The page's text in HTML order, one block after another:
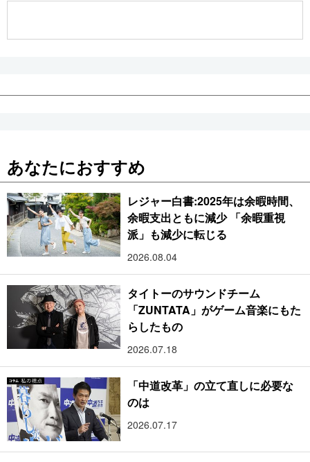
あなたにおすすめ
レジャー白書:2025年は余暇時間、
余暇支出ともに減少 「余暇重視
派」も減少に転じる
2026.08.04
タイトーのサウンドチーム
「ZUNTATA」がゲーム音楽にもた
らしたもの
2026.07.18
「中道改革」の立て直しに必要な
のは
2026.07.17